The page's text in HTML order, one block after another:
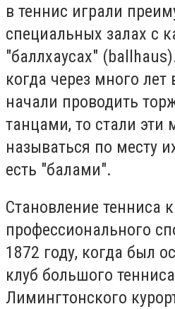
в теннис играли
специальных залах с
"баллхаусах"
когда через много лет
начали проводить
танцами, то стали эти
называться по месту
есть "балами".
Становление тенниса
профессионального
1872 году, когда был
клуб большого
Лимингтонского